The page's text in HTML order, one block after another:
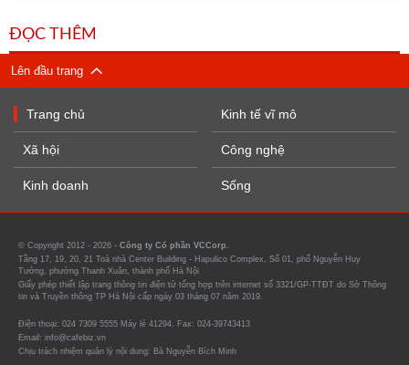
ĐỌC THÊM
Lên đầu trang
Trang chủ
Xã hội
Kinh doanh
Kinh tế vĩ mô
Công nghệ
Sống
© Copyright 2012 - 2026 - Công ty Cổ phần VCCorp.
Tầng 17, 19, 20, 21 Toà nhà Center Building - Hapulico Complex, Số 01, phố Nguyễn Huy
Tưởng, phường Thanh Xuân, thành phố Hà Nội
Giấy phép thiết lập trang thông tin điện tử tổng hợp trên internet số 3321/GP-TTĐT do Sở Thông
tin và Truyền thông TP Hà Nội cấp ngày 03 tháng 07 năm 2019.
Điện thoại: 024 7309 5555 Máy lẻ 41294. Fax: 024-39743413
Email: info@cafebiz.vn
Chịu trách nhiệm quản lý nội dung: Bà Nguyễn Bích Minh